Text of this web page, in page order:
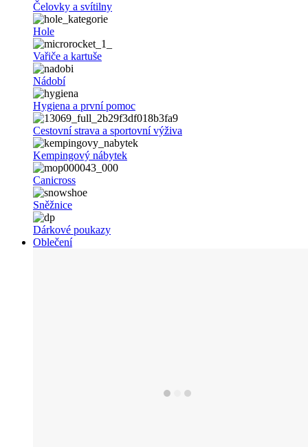
Čelovky a svítilny
Hole
Vařiče a kartuše
Nádobí
Hygiena a první pomoc
Cestovní strava a sportovní výživa
Kempingový nábytek
Canicross
Sněžnice
Dárkové poukazy
Oblečení